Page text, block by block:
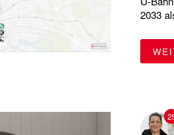
Komplementäre Mobilität
Oldenfelde Sicherheit
U1 U2 U4
2033